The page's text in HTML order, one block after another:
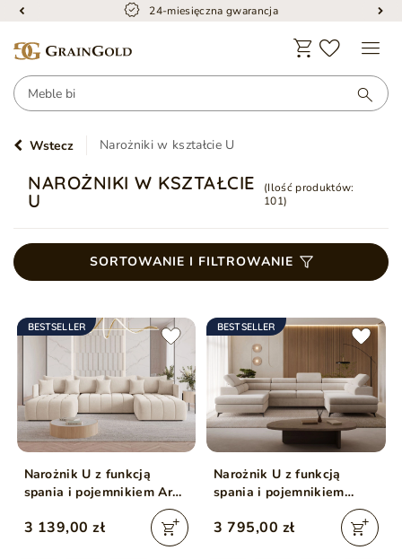
24-miesięczna gwarancja
Wstecz Narożniki w kształcie U
NAROŻNIKI W KSZTAŁCIE
U
(Ilość produktów:
101)
SORTOWANIE I FILTROWANIE
BESTSELLER
Narożnik U z funkcją
spania i pojemnikiem Ardi
3 139,00 zł
BESTSELLER
Narożnik U z funkcją
spania i pojemnikiem
3 795,00 zł